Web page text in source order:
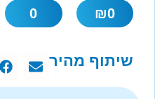
0
₪
0
שיתוף מהיר